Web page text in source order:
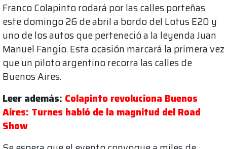
Franco Colapinto rodará por las calles porteñas
este domingo 26 de abril a bordo del Lotus E20 y
uno de los autos que perteneció a la leyenda Juan
Manuel Fangio. Esta ocasión marcará la primera vez
que un piloto argentino recorra las calles de
Buenos Aires.
Leer además: Colapinto revoluciona Buenos
Aires: Turnes habló de la magnitud del Road
Show